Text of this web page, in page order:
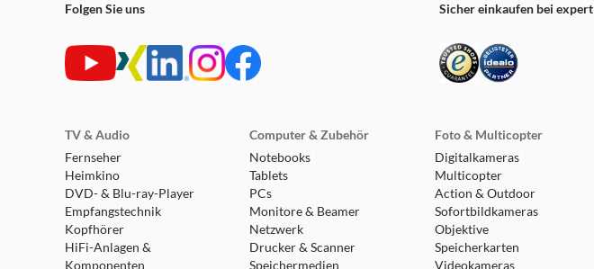
Folgen Sie uns Sicher einkaufen bei expert
TV & Audio
Fernseher
Heimkino
DVD- & Blu-ray-Player
Empfangstechnik
Kopfhörer
HiFi-Anlagen &
Komponenten
Computer & Zubehör
Notebooks
Tablets
PCs
Monitore & Beamer
Netzwerk
Drucker & Scanner
Speichermedien
Foto & Multicopter
Digitalkameras
Multicopter
Action & Outdoor
Sofortbildkameras
Objektive
Speicherkarten
Videokameras